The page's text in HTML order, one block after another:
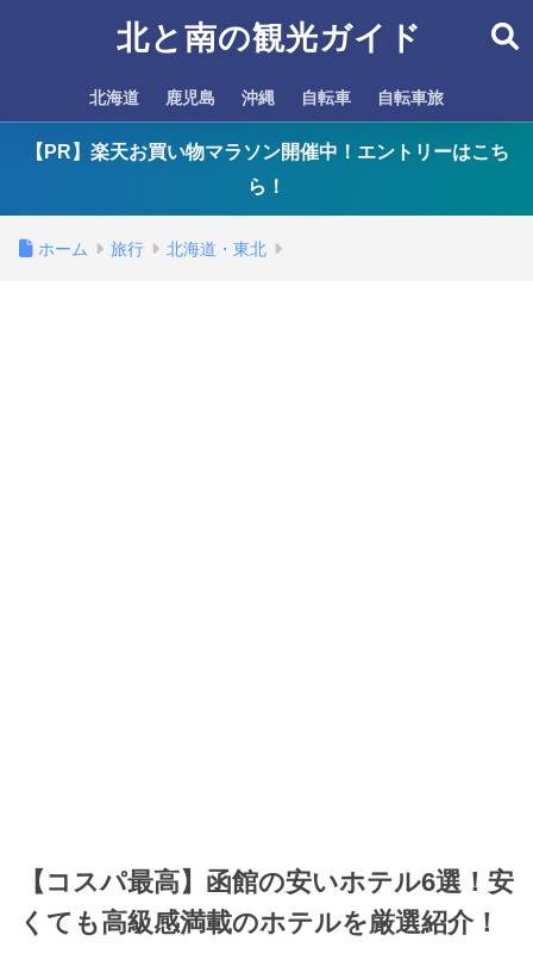
北と南の観光ガイド
北海道 鹿児島 沖縄 自転車 自転車旅
【PR】楽天お買い物マラソン開催中！エントリーはこち
ら！
ホーム 旅行 北海道・東北
【コスパ最高】函館の安いホテル6選！安
くても高級感満載のホテルを厳選紹介！